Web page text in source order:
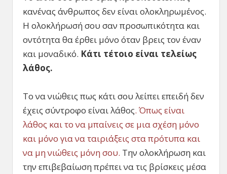
κανένας άνθρωπος δεν είναι ολοκληρωμένος.
Η ολοκλήρωσή σου σαν προσωπικότητα και
οντότητα θα έρθει μόνο όταν βρεις τον έναν
και μοναδικό. Κάτι τέτοιο είναι τελείως
λάθος.
Το να νιώθεις πως κάτι σου λείπει επειδή δεν
έχεις σύντροφο είναι λάθος. Όπως είναι
λάθος και το να μπαίνεις σε μια σχέση μόνο
και μόνο για να ταιριάξεις στα πρότυπα και
να μη νιώθεις μόνη σου. Την ολοκλήρωση και
την επιβεβαίωση πρέπει να τις βρίσκεις μέσα